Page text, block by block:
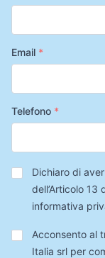
Email *
Telefono *
Privacy*
Dichiaro di
dell’Articolo 13
informativa
Trattamento
Dati
Acconsento al
Italia srl per